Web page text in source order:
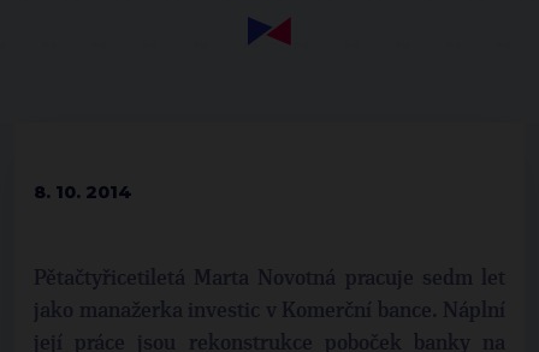
8. 10. 2014
Pětačtyřicetiletá Marta Novotná pracuje sedm let
jako manažerka investic v Komerční bance. Náplní
její práce jsou rekonstrukce poboček banky na